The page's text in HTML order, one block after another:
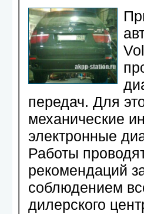
передач. Для
механические
электронные
Работы
рекомендаций
соблюдением
дилерского